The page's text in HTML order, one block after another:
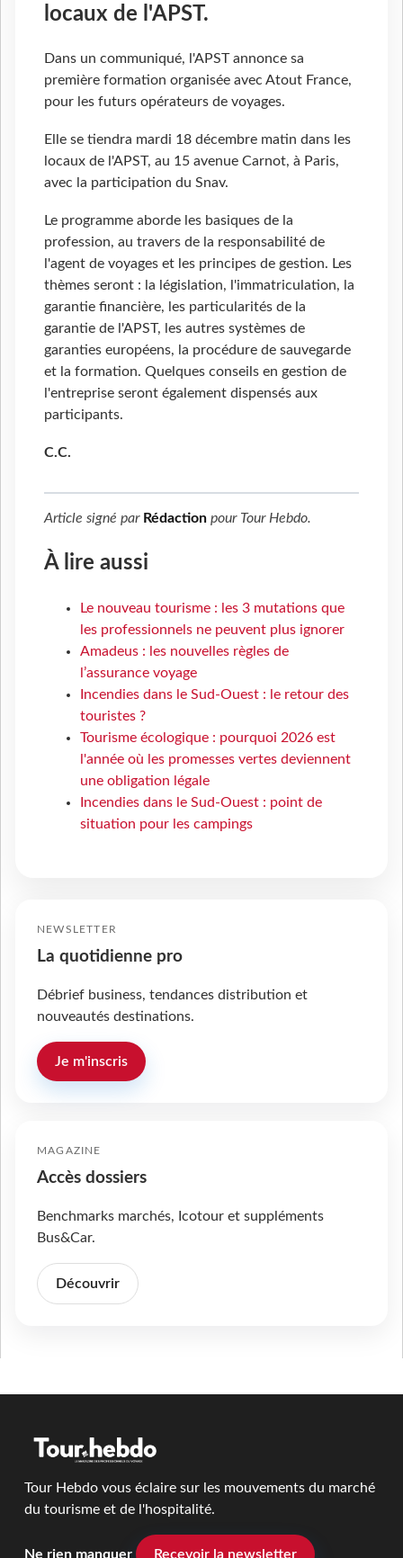
locaux de l'APST.
Dans un communiqué, l'APST annonce sa
première formation organisée avec Atout France,
pour les futurs opérateurs de voyages.
Elle se tiendra mardi 18 décembre matin dans les
locaux de l'APST, au 15 avenue Carnot, à Paris,
avec la participation du Snav.
Le programme aborde les basiques de la
profession, au travers de la responsabilité de
l'agent de voyages et les principes de gestion. Les
thèmes seront : la législation, l'immatriculation, la
garantie financière, les particularités de la
garantie de l'APST, les autres systèmes de
garanties européens, la procédure de sauvegarde
et la formation. Quelques conseils en gestion de
l'entreprise seront également dispensés aux
participants.
C.C.
Article signé par Rédaction pour Tour Hebdo.
À lire aussi
Le nouveau tourisme : les 3 mutations que
les professionnels ne peuvent plus ignorer
Amadeus : les nouvelles règles de
l’assurance voyage
Incendies dans le Sud-Ouest : le retour des
touristes ?
Tourisme écologique : pourquoi 2026 est
l'année où les promesses vertes deviennent
une obligation légale
Incendies dans le Sud-Ouest : point de
situation pour les campings
NEWSLETTER
La quotidienne pro
Débrief business, tendances distribution et
nouveautés destinations.
Je m'inscris
MAGAZINE
Accès dossiers
Benchmarks marchés, Icotour et suppléments
Bus&Car.
Découvrir
Tour Hebdo vous éclaire sur les mouvements du marché
du tourisme et de l'hospitalité.
Ne rien manquer Recevoir la newsletter